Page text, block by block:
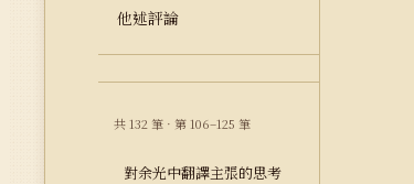
他述評論
共 132 筆 · 第 106–125 筆
對余光中翻譯主張的思考